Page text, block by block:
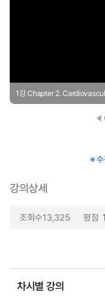
1강 Chapter 2.
※ 수
강의상세
조회수13,325 평점
차시별 강의